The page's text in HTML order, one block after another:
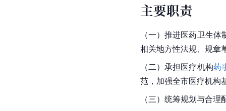
主要职责
（一）推进医药卫生
相关地方性法规、规章
（二）承担医疗机构药
范，加强全市医疗机构
（三）统筹规划与合